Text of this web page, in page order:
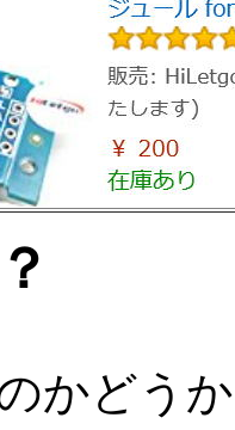
かどう